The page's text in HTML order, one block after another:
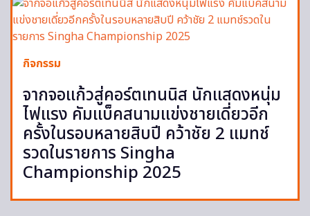
กิจกรรม
จากจอแก้วสู่คอร์ตเทนนิส นักแสดงหนุ่ม
ไฟแรง คัมแบ็คสนามแข่งชายเดี่ยวอีก
ครั้งในรอบหลายสิบปี คว้าชัย 2 แมทช์
รวดในรายการ Singha
Championship 2025